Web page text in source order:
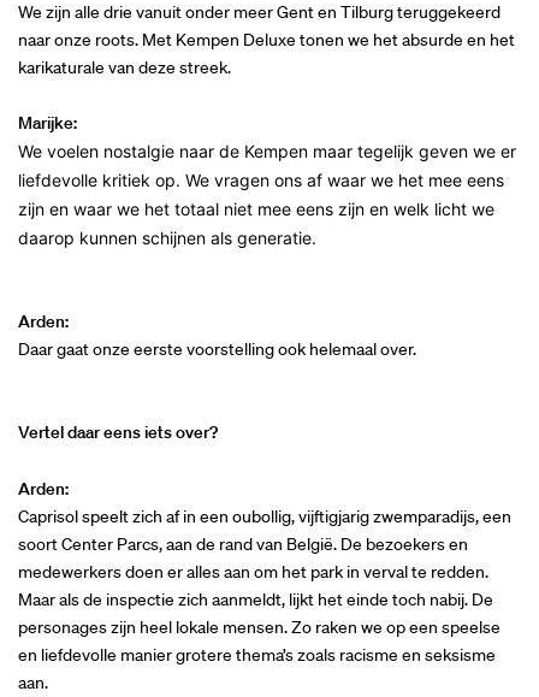
We zijn alle drie vanuit onder meer Gent en Tilburg teruggekeerd
naar onze roots. Met Kempen Deluxe tonen we het absurde en het
karikaturale van deze streek.
Marijke:
We voelen nostalgie naar de Kempen maar tegelijk geven we er
liefdevolle kritiek op. We vragen ons af waar we het mee eens
zijn en waar we het totaal niet mee eens zijn en welk licht we
daarop kunnen schijnen als generatie.
Arden:
Daar gaat onze eerste voorstelling ook helemaal over.
Vertel daar eens iets over?
Arden:
Caprisol speelt zich af in een oubollig, vijftigjarig zwemparadijs, een
soort Center Parcs, aan de rand van België. De bezoekers en
medewerkers doen er alles aan om het park in verval te redden.
Maar als de inspectie zich aanmeldt, lijkt het einde toch nabij. De
personages zijn heel lokale mensen. Zo raken we op een speelse
en liefdevolle manier grotere thema’s zoals racisme en seksisme
aan.